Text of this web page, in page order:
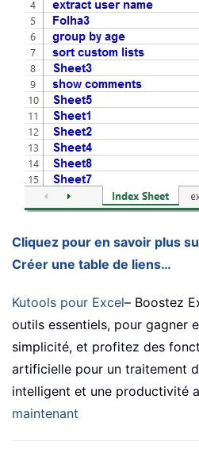
Cliquez pour en savoir plus
Créer une table de liens…
Kutools pour Excel– Boostez
outils essentiels, pour gagner
simplicité, et profitez des
artificielle pour un traitement
intelligent et une productivité
maintenant